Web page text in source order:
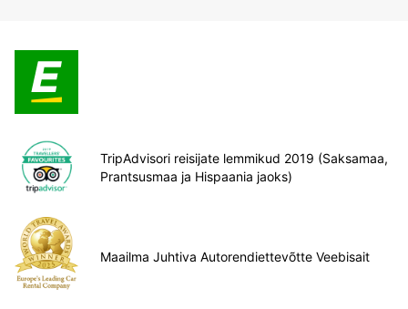
TripAdvisori reisijate lemmikud 2019 (Saksamaa,
Prantsusmaa ja Hispaania jaoks)
Maailma Juhtiva Autorendiettevõtte Veebisait